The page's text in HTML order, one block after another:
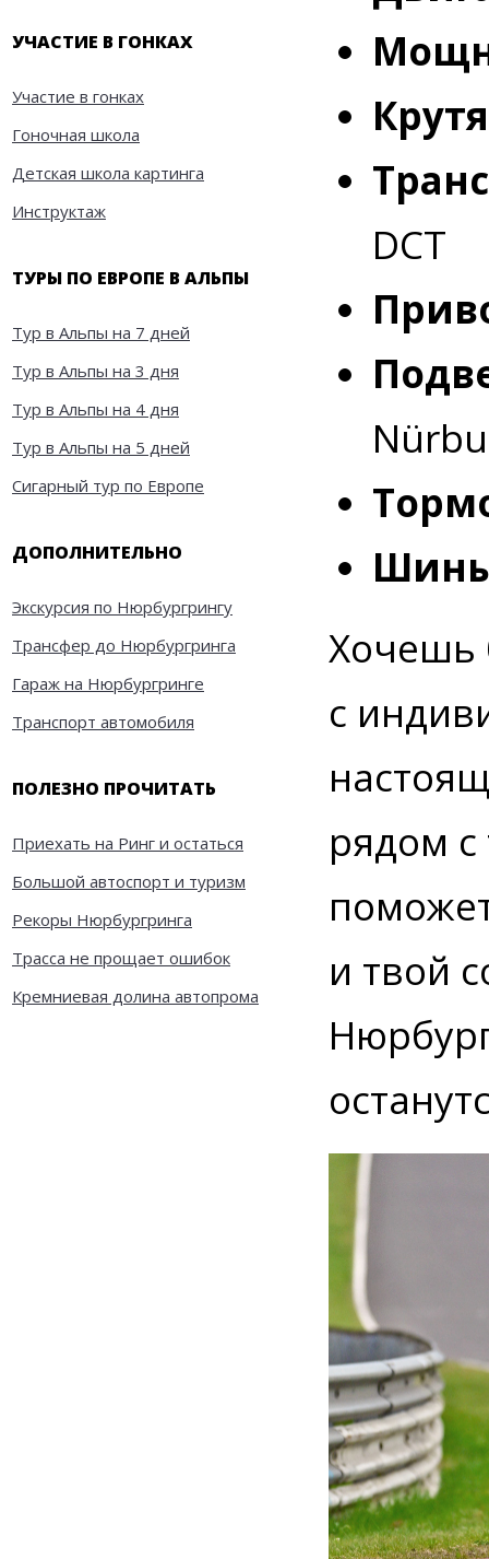
УЧАСТИЕ В ГОНКАХ
Участие в гонках
Гоночная школа
Детская школа картинга
Инструктаж
ТУРЫ ПО ЕВРОПЕ В АЛЬПЫ
Тур в Альпы на 7 дней
Тур в Альпы на 3 дня
Тур в Альпы на 4 дня
Тур в Альпы на 5 дней
Сигарный тур по Европе
ДОПОЛНИТЕЛЬНО
Экскурсия по Нюрбургрингу
Трансфер до Нюрбургринга
Гараж на Нюрбургринге
Транспорт автомобиля
ПОЛЕЗНО ПРОЧИТАТЬ
Приехать на Ринг и остаться
Большой автоспорт и туризм
Рекоры Нюрбургринга
Трасса не прощает ошибок
Кремниевая долина автопрома
DCT
Хочешь
с
рядом
и твой